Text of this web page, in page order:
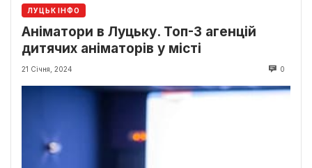
ЛУЦЬК ІНФО
Аніматори в Луцьку. Топ-3 агенцій
дитячих аніматорів у місті
21 Січня, 2024 0